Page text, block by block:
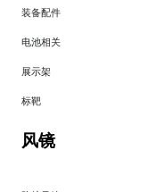
装备配件
电池相关
展示架
标靶
风镜